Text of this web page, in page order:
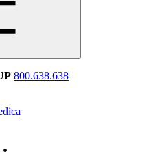
800.638.638